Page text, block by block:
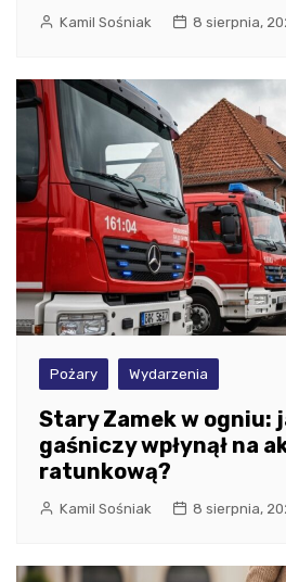
Kamil Sośniak 8 sierpnia,
Pożary Wydarzenia
Stary Zamek w ogniu:
gaśniczy wpłynął na
ratunkową?
Kamil Sośniak 8 sierpnia,